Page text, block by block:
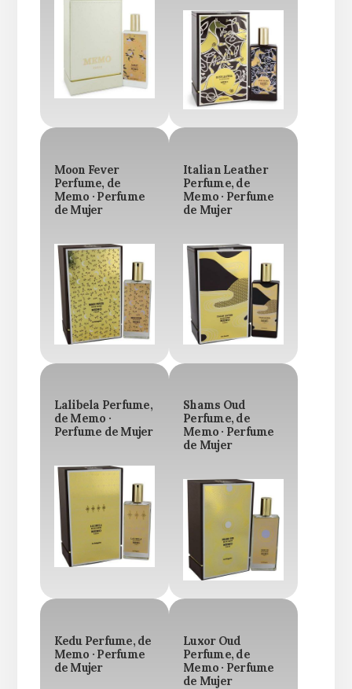
Moon Fever
Perfume, de
Memo · Perfume
de Mujer
Italian Leather
Perfume, de
Memo · Perfume
de Mujer
Lalibela Perfume,
de Memo ·
Perfume de Mujer
Shams Oud
Perfume, de
Memo · Perfume
de Mujer
Kedu Perfume, de
Memo · Perfume
de Mujer
Luxor Oud
Perfume, de
Memo · Perfume
de Mujer